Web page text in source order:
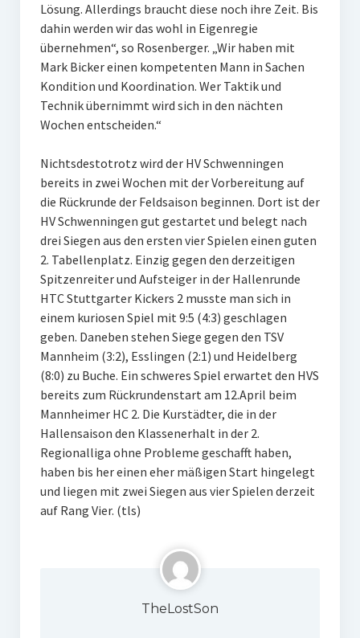
Jugend Sponsoring
Lösung. Allerdings braucht diese noch ihre Zeit. Bis
dahin werden wir das wohl in Eigenregie
übernehmen“, so Rosenberger. „Wir haben mit
Mark Bicker einen kompetenten Mann in Sachen
Kondition und Koordination. Wer Taktik und
Technik übernimmt wird sich in den nächten
Wochen entscheiden.“
Nichtsdestotrotz wird der HV Schwenningen
bereits in zwei Wochen mit der Vorbereitung auf
die Rückrunde der Feldsaison beginnen. Dort ist der
HV Schwenningen gut gestartet und belegt nach
drei Siegen aus den ersten vier Spielen einen guten
2. Tabellenplatz. Einzig gegen den derzeitigen
Spitzenreiter und Aufsteiger in der Hallenrunde
HTC Stuttgarter Kickers 2 musste man sich in
einem kuriosen Spiel mit 9:5 (4:3) geschlagen
geben. Daneben stehen Siege gegen den TSV
Mannheim (3:2), Esslingen (2:1) und Heidelberg
(8:0) zu Buche. Ein schweres Spiel erwartet den HVS
bereits zum Rückrundenstart am 12.April beim
Mannheimer HC 2. Die Kurstädter, die in der
Hallensaison den Klassenerhalt in der 2.
Regionalliga ohne Probleme geschafft haben,
haben bis her einen eher mäßigen Start hingelegt
und liegen mit zwei Siegen aus vier Spielen derzeit
auf Rang Vier. (tls)
TheLostSon